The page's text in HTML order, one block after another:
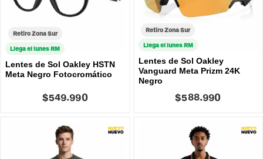
Retiro Zona Sur
Llega el lunes RM
Lentes de Sol Oakley HSTN
Meta Negro Fotocromático
$549.990
Retiro Zona Sur
Llega el lunes RM
Lentes de Sol Oakley
Vanguard Meta Prizm 24K
Negro
$588.990